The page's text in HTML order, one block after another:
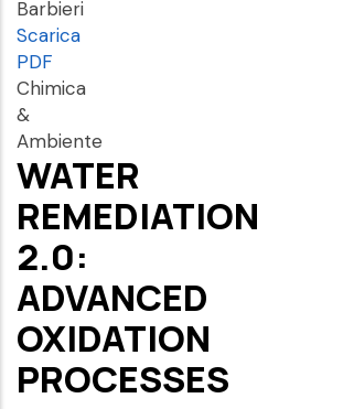
Barbieri
Scarica
PDF
Chimica
&
Ambiente
WATER
REMEDIATION
2.0:
ADVANCED
OXIDATION
PROCESSES